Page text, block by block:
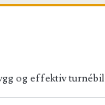
og effektiv turnébil